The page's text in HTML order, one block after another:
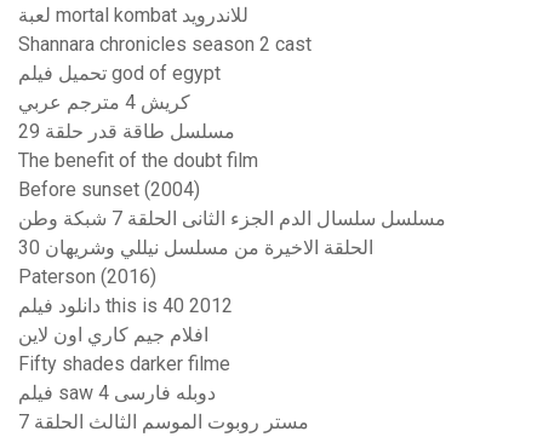
لعبة mortal kombat للاندرويد
Shannara chronicles season 2 cast
تحميل فيلم god of egypt
كريش 4 مترجم عربي
مسلسل طاقة قدر حلقة 29
The benefit of the doubt film
Before sunset (2004)
مسلسل سلسال الدم الجزء الثانى الحلقة 7 شبكة وطن
الحلقة الاخيرة من مسلسل نيللي وشريهان 30
Paterson (2016)
دانلود فيلم this is 40 2012
افلام جيم كاري اون لاين
Fifty shades darker filme
فیلم saw 4 دوبله فارسی
مستر روبوت الموسم الثالث الحلقة 7